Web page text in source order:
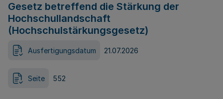
Gesetz betreffend die Stärkung der
Hochschullandschaft
(Hochschulstärkungsgesetz)
Ausfertigungsdatum 21.07.2026
Seite 552